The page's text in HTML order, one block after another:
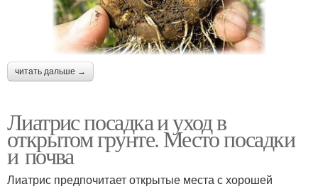
читать дальше →
Лиатрис посадка и уход в
открытом грунте. Место посадки
и почва
Лиатрис предпочитает открытые места с хорошей